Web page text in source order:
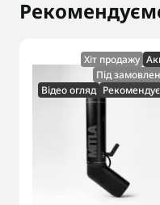
Хіт продажу
Під
Відео огляд